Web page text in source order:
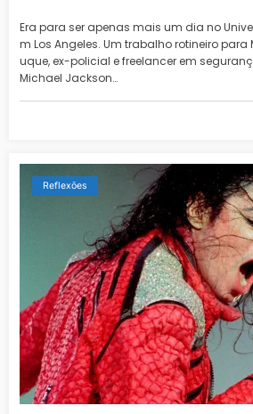
Era para ser apenas mais um dia no
m Los Angeles. Um trabalho rotineiro para
uque, ex-policial e freelancer em
Michael Jackson…
Reflexões